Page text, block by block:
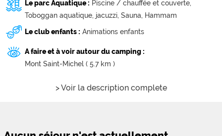
Le parc Aquatique : Piscine / chauffée et couverte,
Toboggan aquatique, jacuzzi, Sauna, Hammam
Le club enfants : Animations enfants
A faire et à voir autour du camping :
Mont Saint-Michel ( 5.7 km )
> Voir la description complete